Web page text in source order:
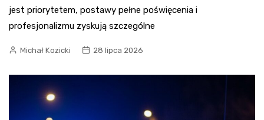
jest priorytetem, postawy pełne poświęcenia i
profesjonalizmu zyskują szczególne
Michał Kozicki 28 lipca 2026